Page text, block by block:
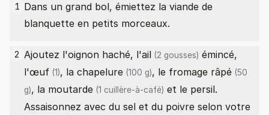
1 Dans un grand bol, émiettez la viande de
blanquette en petits morceaux.
2 Ajoutez l'oignon haché, l'ail (2 gousses) émincé,
l'œuf (1), la chapelure (100 g), le fromage râpé (50
g), la moutarde (1 cuillère-à-café) et le persil.
Assaisonnez avec du sel et du poivre selon votre